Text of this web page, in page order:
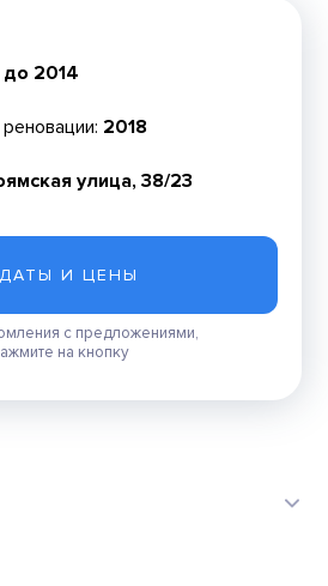
до 2014
2018
улица, 38/23
ДАТЫ И ЦЕНЫ
с предложениями,
на кнопку